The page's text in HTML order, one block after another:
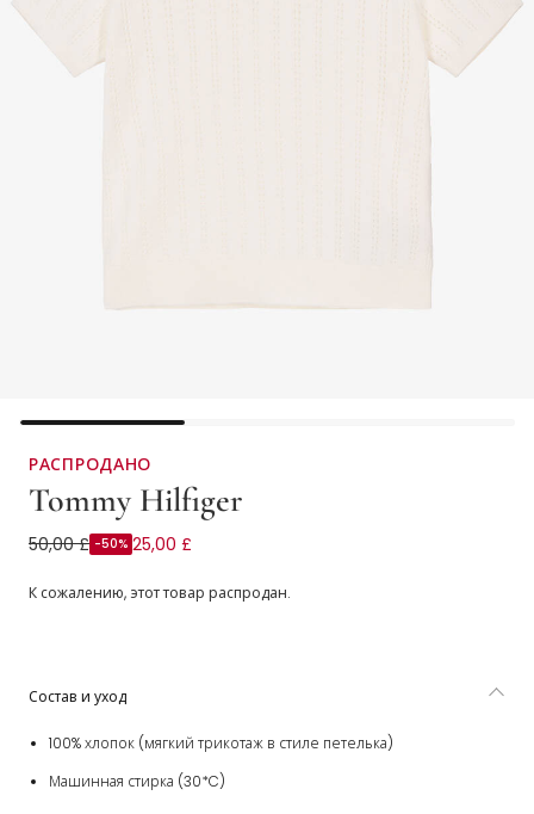
РАСПРОДАНО
Tommy Hilfiger
Boys Ivory Pointelle Stripe Cotton Knit Polo Shirt
50,00 £ -50% 25,00 £
К сожалению, этот товар распродан.
Состав и уход
100% хлопок (мягкий трикотаж в стиле петелька)
Машинная стирка (30*C)